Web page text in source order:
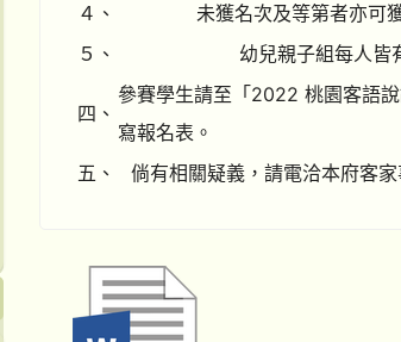
４、
未獲名次及等第者亦可
５、
幼兒親子組每人皆
四、
參賽學生請至「2022 桃園客語
寫報名表。
五、
倘有相關疑義，請電洽本府客